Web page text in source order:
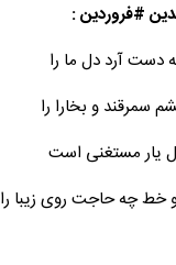
#فروردین :
دست آرد دل ما را
سمرقند و بخارا را
یار مستغنی است
خط چه حاجت روی زیبا را